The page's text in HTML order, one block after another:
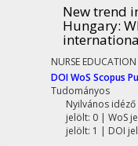
New trend
Hungary:
NURSE
DOIWoS Scopus
Tudományos
Nyilvános
jelölt: 0 | WoS
jelölt: 1 | DOI